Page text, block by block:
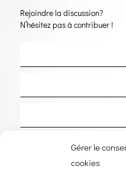
Gérer le
cookies
Rejoindre la discussion?
N’hésitez pas à contribuer !
Enregistrer mon nom, mon e-
prochain commentaire.